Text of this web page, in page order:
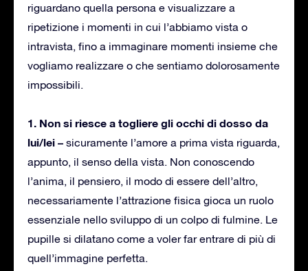
riguardano quella persona e visualizzare a
ripetizione i momenti in cui l’abbiamo vista o
intravista, fino a immaginare momenti insieme che
vogliamo realizzare o che sentiamo dolorosamente
impossibili.
1. Non si riesce a togliere gli occhi di dosso da
lui/lei – sicuramente l’amore a prima vista riguarda,
appunto, il senso della vista. Non conoscendo
l’anima, il pensiero, il modo di essere dell’altro,
necessariamente l’attrazione fisica gioca un ruolo
essenziale nello sviluppo di un colpo di fulmine. Le
pupille si dilatano come a voler far entrare di più di
quell’immagine perfetta.